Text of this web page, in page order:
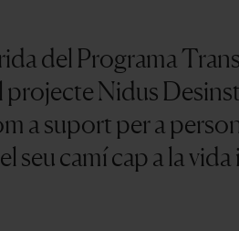
del Programa
projecte Nidus
a suport per a
seu camí cap a la